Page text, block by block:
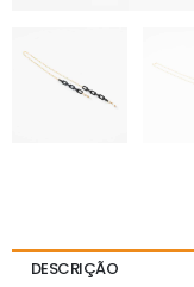
DESCRIÇÃO